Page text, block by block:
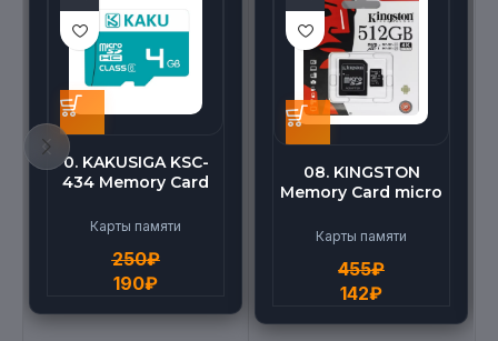
0. KAKUSIGA KSC-
434 Memory Card
High Speed (4G)
Карты памяти
250₽
190₽
08. KINGSTON
Memory Card micro
Карты памяти
455₽
142₽